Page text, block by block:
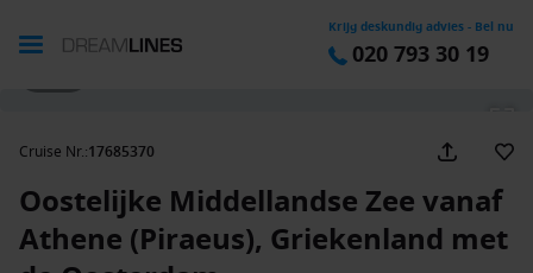
Krijg deskundig advies - Bel nu
020 793 30 19
Cruise Nr.:17685370
Oostelijke Middellandse Zee vanaf
Athene (Piraeus), Griekenland met